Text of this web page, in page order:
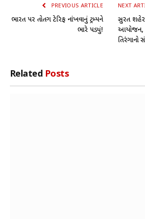
PREVIOUS ARTICLE
ભારત પર તોતિંગ ટેરિફ નાંખવાનું ટ્રમ્પને
ભારે પડ્યું!
NEXT
સુરત
આયોજન,
તિરંગાનો
Related Posts